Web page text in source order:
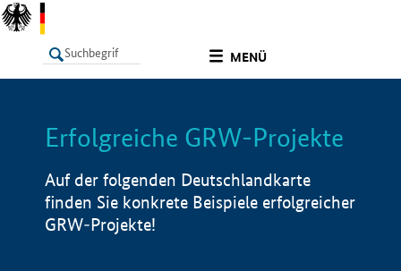
MENÜ
LISTE Info
Erfolgreiche GRW-Projekte
Auf der folgenden Deutschlandkarte
finden Sie konkrete Beispiele erfolgreicher
GRW-Projekte!